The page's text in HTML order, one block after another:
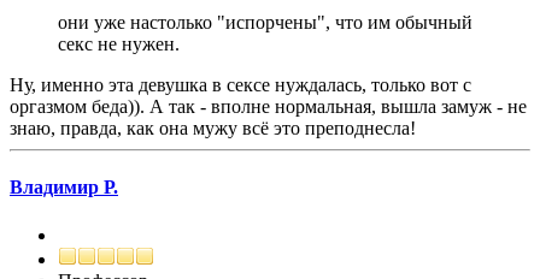
они уже настолько "испорчены", что им обычный
секс не нужен.
Ну, именно эта девушка в сексе нуждалась, только вот с
оргазмом беда)). А так - вполне нормальная, вышла замуж - не
знаю, правда, как она мужу всё это преподнесла!
Владимир Р.